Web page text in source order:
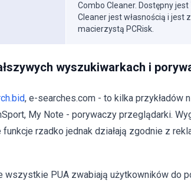
Combo Cleaner. Dostępny
Cleaner jest własnością i jest
macierzystą PCRisk.
wyszukiwarkach i
, e-searches.com - to kilka przykładów
My Note - porywaczy przeglądarki.
funkcje rzadko jednak działają zgodnie z
PUA zwabiają użytkowników do